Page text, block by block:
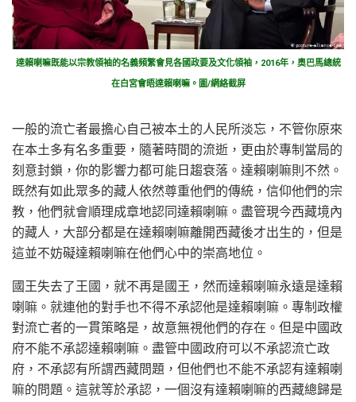
達賴喇嘛既能以宗教領袖的名義頻繁會見各國政要及文化領袖，2016年，奧巴馬總統
在白宮會晤達賴喇嘛。圖/網絡截屏
一般的流亡者最擔心自己被本土的人民所淡忘，不管你原來
在本土多有名多重要，隨著時間的流逝，更由於專制當局的
刻意封鎖，你的影響力都可能日趨衰落。達賴喇嘛則不然。
既然有如此眾多的藏人依然尊重他們的傳統，信仰他們的宗
教，他們就會順理成章地認同達賴喇嘛。盡管現今西藏境內
的藏人，大部分都是在達賴喇嘛離開西藏後才出生的，但是
這並不妨礙達賴喇嘛在他們心中的崇高地位。
國王失去了王國，就不再是國王，然而達賴喇嘛永遠是達賴
喇嘛。就連他的對手也不得不承認他是達賴喇嘛。專制政權
對流亡者的一貫策略是，故意無視他們的存在。但是中國政
府不能不承認達賴喇嘛。盡管中國政府可以不承認流亡政
府，不承認有所謂西藏問題，但他們也不能不承認有達賴喇
嘛的問題。這就等於承認，一個沒有達賴喇嘛的西藏總歸是